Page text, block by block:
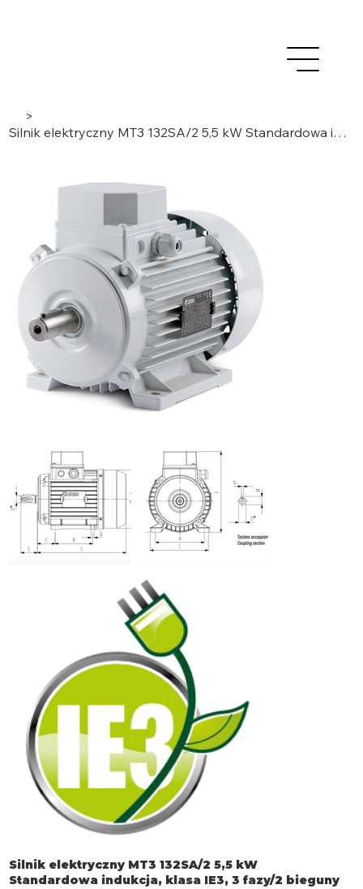
>
Silnik elektryczny MT3 132SA/2 5,5 kW Standardowa indukcja, klasa IE3, 3 fazy/2 bieguny
Silnik elektryczny MT3 132SA/2 5,5 kW
Standardowa indukcja, klasa IE3, 3 fazy/2 bieguny